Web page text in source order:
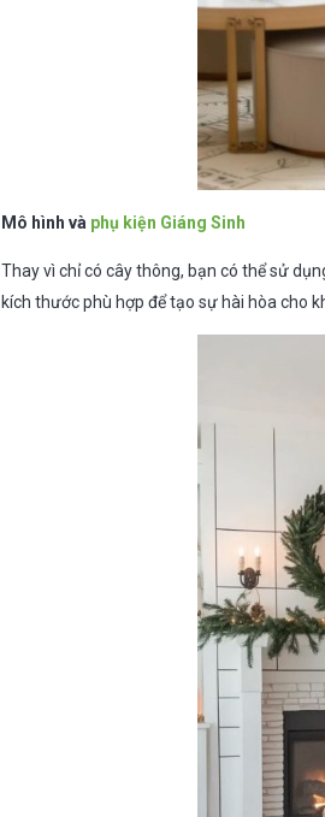
Mô hình và phụ kiện Giáng Sinh
Thay vì chỉ có cây thông, bạn có thể sử
kích thước phù hợp để tạo sự hài hòa cho